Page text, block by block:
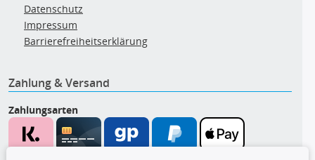
Datenschutz
Impressum
Barrierefreiheitserklärung
Zahlung & Versand
Zahlungsarten